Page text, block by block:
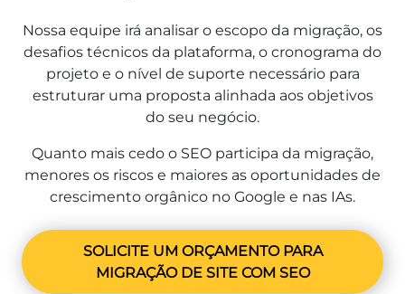
Nossa equipe irá analisar o escopo da migração, os
desafios técnicos da plataforma, o cronograma do
projeto e o nível de suporte necessário para
estruturar uma proposta alinhada aos objetivos
do seu negócio.
Quanto mais cedo o SEO participa da migração,
menores os riscos e maiores as oportunidades de
crescimento orgânico no Google e nas IAs.
SOLICITE UM ORÇAMENTO PARA
MIGRAÇÃO DE SITE COM SEO